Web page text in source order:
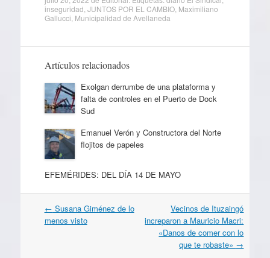
inseguridad JUNTOS POR EL CAMBIO, Maximiliano
Gallucci Municipalidad de Avellaneda
Artículos relacionados
Exolgan derrumbe de una plataforma y
falta de controles en el Puerto de Dock
Sud
Emanuel Verón y Constructora del Norte
flojitos de papeles
EFEMÉRIDES: DEL DÍA 14 DE MAYO
Navegación
por
← Susana Giménez de lo
menos visto
Vecinos de Ituzaingó
increparon a Mauricio Macri:
«Danos de comer con lo
que te robaste» →